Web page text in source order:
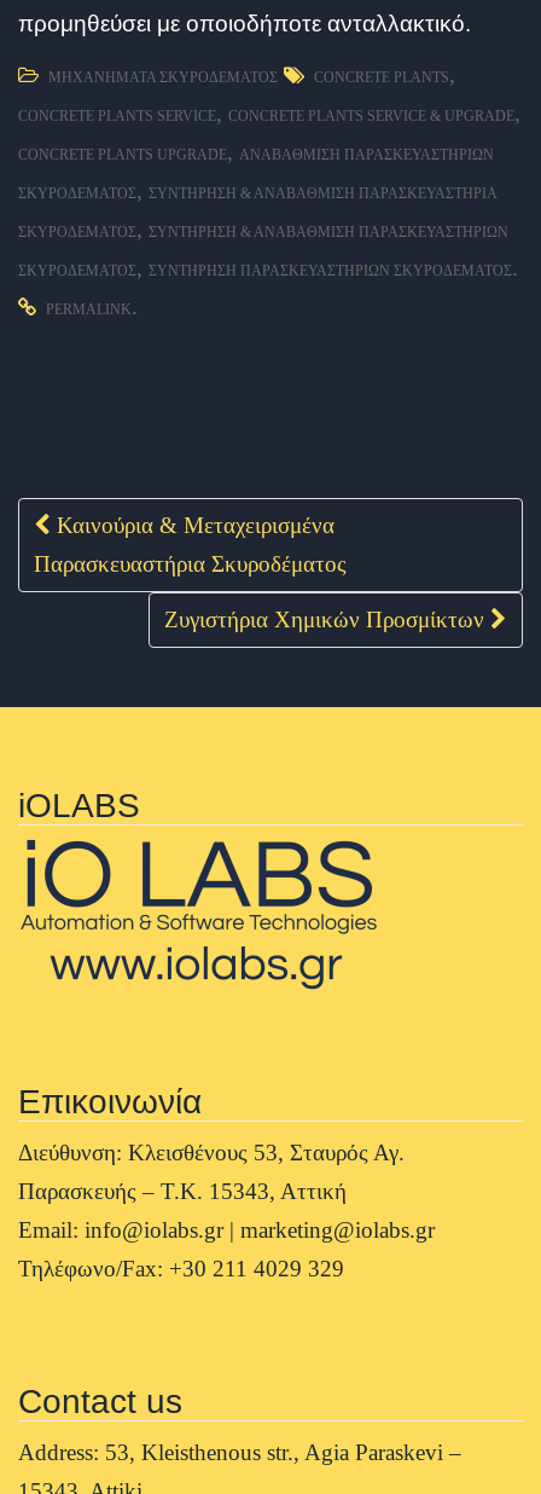
προμηθεύσει με οποιοδήποτε ανταλλακτικό.
ΜΗΧΑΝΉΜΑΤΑ ΣΚΥΡΟΔΈΜΑΤΟΣ CONCRETE PLANTS,
CONCRETE PLANTS SERVICE, CONCRETE PLANTS SERVICE & UPGRADE,
CONCRETE PLANTS UPGRADE, ΑΝΑΒΆΘΜΙΣΗ ΠΑΡΑΣΚΕΥΑΣΤΗΡΊΩΝ
ΣΚΥΡΟΔΈΜΑΤΟΣ, ΣΥΝΤΉΡΗΣΗ & ΑΝΑΒΆΘΜΙΣΗ ΠΑΡΑΣΚΕΥΑΣΤΉΡΙΑ
ΣΚΥΡΟΔΈΜΑΤΟΣ, ΣΥΝΤΉΡΗΣΗ & ΑΝΑΒΆΘΜΙΣΗ ΠΑΡΑΣΚΕΥΑΣΤΗΡΊΩΝ
ΣΚΥΡΟΔΈΜΑΤΟΣ, ΣΥΝΤΉΡΗΣΗ ΠΑΡΑΣΚΕΥΑΣΤΗΡΊΩΝ ΣΚΥΡΟΔΈΜΑΤΟΣ.
PERMALINK.
Post navigation
Καινούρια & Μεταχειρισμένα
Παρασκευαστήρια Σκυροδέματος
Ζυγιστήρια Χημικών Προσμίκτων
iOLABS
Επικοινωνία
Διεύθυνση: Κλεισθένους 53, Σταυρός Αγ.
Παρασκευής – Τ.Κ. 15343, Αττική
Email: info@iolabs.gr | marketing@iolabs.gr
Τηλέφωνο/Fax: +30 211 4029 329
Contact us
Address: 53, Kleisthenous str., Agia Paraskevi –